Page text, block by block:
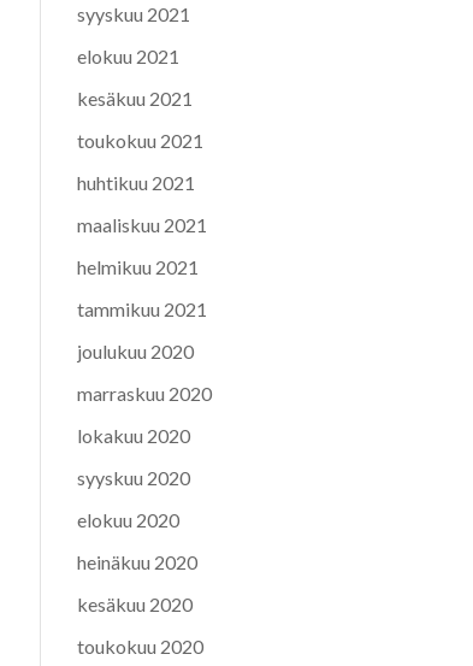
syyskuu 2021
elokuu 2021
kesäkuu 2021
toukokuu 2021
huhtikuu 2021
maaliskuu 2021
helmikuu 2021
tammikuu 2021
joulukuu 2020
marraskuu 2020
lokakuu 2020
syyskuu 2020
elokuu 2020
heinäkuu 2020
kesäkuu 2020
toukokuu 2020